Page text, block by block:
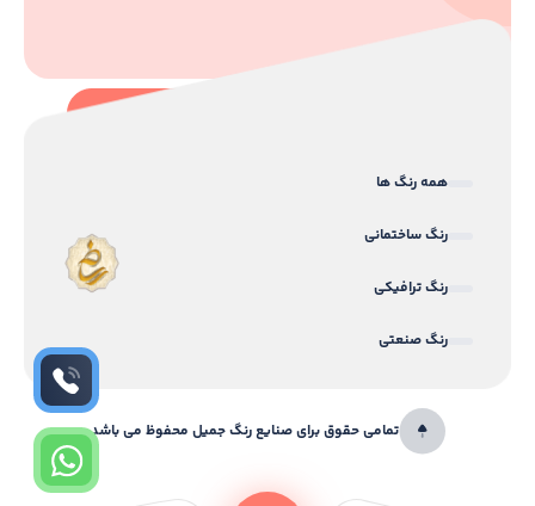
همه رنگ ها
رنگ ساختمانی
رنگ ترافیکی
رنگ صنعتی
تمامی حقوق برای صنایع رنگ جمیل محفوظ می باشد